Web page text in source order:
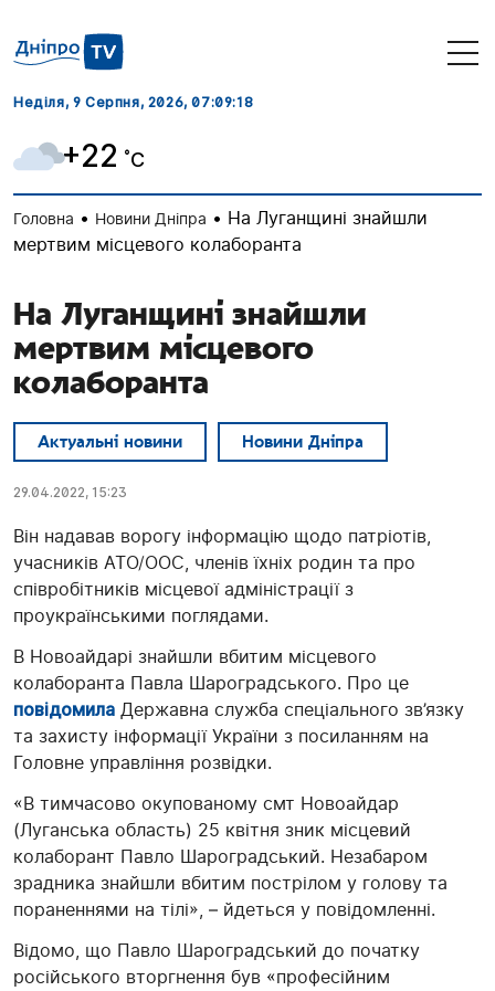
Неділя, 9 Серпня, 2026, 07:09:19
+22 ˚C
Головна • Новини Дніпра • На Луганщині знайшли
мертвим місцевого колаборанта
На Луганщині знайшли
мертвим місцевого
колаборанта
Актуальні новини Новини Дніпра
29.04.2022, 15:23
Він надавав ворогу інформацію щодо патріотів,
учасників АТО/ООС, членів їхніх родин та про
співробітників місцевої адміністрації з
проукраїнськими поглядами.
В Новоайдарі знайшли вбитим місцевого
колаборанта Павла Шароградського. Про це
повідомила Державна служба спеціального зв’язку
та захисту інформації України з посиланням на
Головне управління розвідки.
«В тимчасово окупованому смт Новоайдар
(Луганська область) 25 квітня зник місцевий
колаборант Павло Шароградський. Незабаром
зрадника знайшли вбитим пострілом у голову та
пораненнями на тілі», – йдеться у повідомленні.
Відомо, що Павло Шароградський до початку
російського вторгнення був «професійним